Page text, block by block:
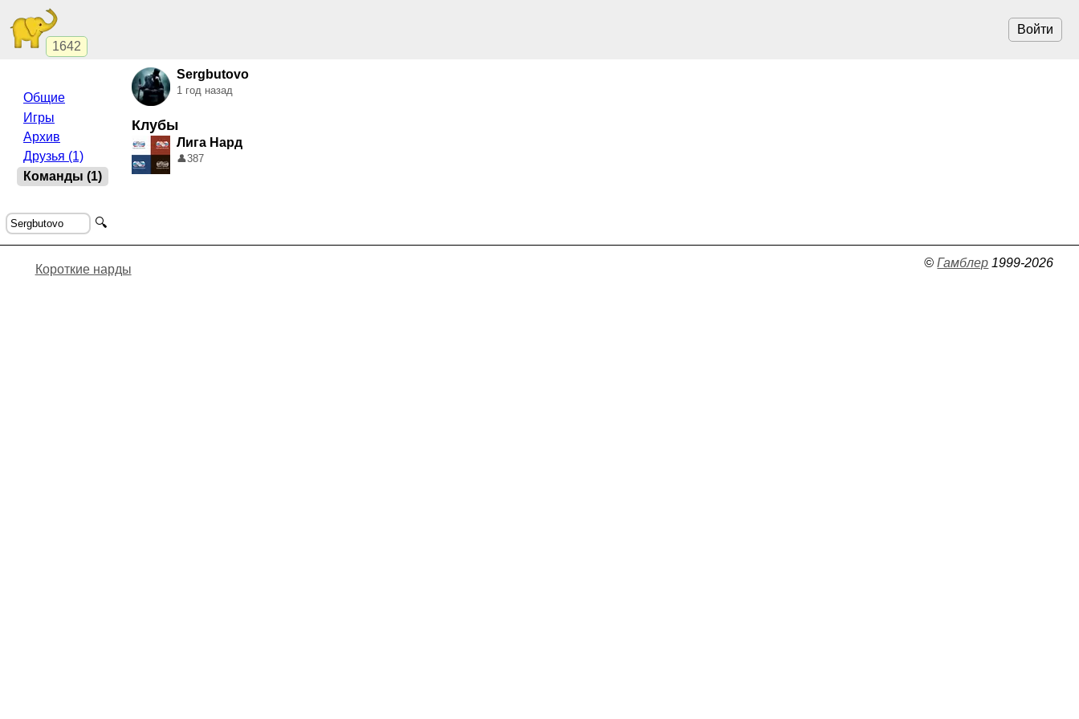
1642
Войти
Sergbutovo
1 год назад
Клубы
Лига Нард
👤387
Общие
Игры
Архив
Друзья (1)
Команды (1)
🔍
Короткие нарды ©Гамблер 1999-2026